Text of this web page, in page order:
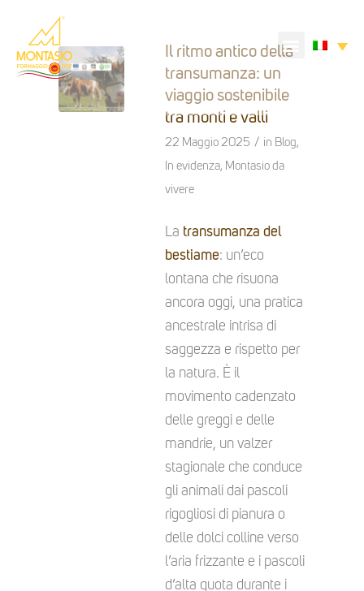
Il ritmo antico della
transumanza: un
viaggio sostenibile
tra monti e valli
22 Maggio 2025 / in Blog,
In evidenza, Montasio da
vivere
La transumanza del
bestiame: un’eco
lontana che risuona
ancora oggi, una pratica
ancestrale intrisa di
saggezza e rispetto per
la natura. È il
movimento cadenzato
delle greggi e delle
mandrie, un valzer
stagionale che conduce
gli animali dai pascoli
rigogliosi di pianura o
delle dolci colline verso
l’aria frizzante e i pascoli
d’alta quota durante i